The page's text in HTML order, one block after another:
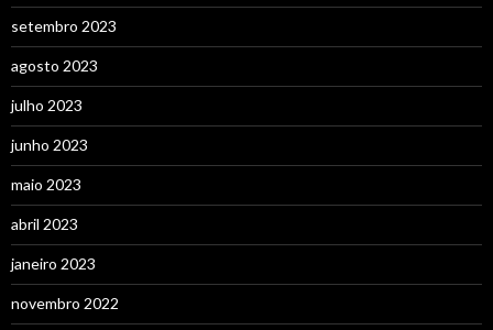
setembro 2023
agosto 2023
julho 2023
junho 2023
maio 2023
abril 2023
janeiro 2023
novembro 2022